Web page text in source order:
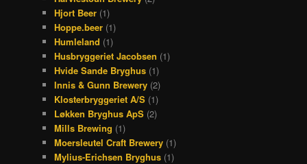
Hjort Beer (1)
Hoppe.beer (1)
Humleland (1)
Husbryggeriet Jacobsen (1)
Hvide Sande Bryghus (1)
Innis & Gunn Brewery (2)
Klosterbryggeriet A/S (1)
Løkken Bryghus ApS (2)
Mills Brewing (1)
Moersleutel Craft Brewery (1)
Mylius-Erichsen Bryghus (1)